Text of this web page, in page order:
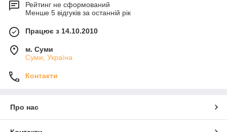
Рейтинг не сформований
Менше 5 відгуків за останній рік
Працює з 14.10.2010
м. Суми
Суми, Україна
Контакти
Про нас